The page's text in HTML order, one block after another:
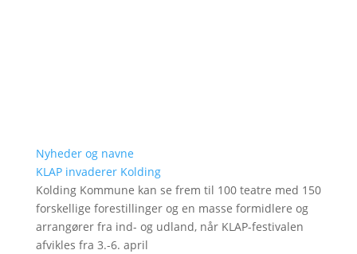
Nyheder og navne
KLAP invaderer Kolding
Kolding Kommune kan se frem til 100 teatre med 150
forskellige forestillinger og en masse formidlere og
arrangører fra ind- og udland, når KLAP-festivalen
afvikles fra 3.-6. april